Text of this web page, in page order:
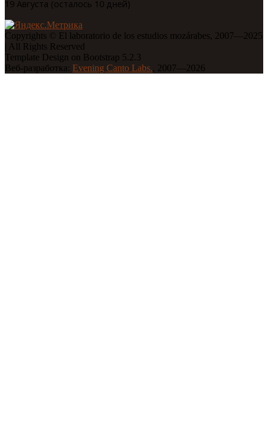
19 Августа (осталось 10 дней)
Copyrights © El laboratorio de los estudios mozárabes, 2007—2025
| All Rights Reserved
Template Design on Bootstrap 5.2.3
Веб-разработка: Evening Canto Labs., 2007—2026